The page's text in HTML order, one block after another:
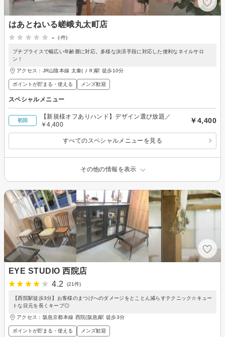
はあとねいる嵯峨丸太町店
-
(-件)
プチプライスで幅広い年齢層に対応。多様な決済手段に対応した便利なネイルサロ
ン！
アクセス：JR山陰本線 太秦(ＪＲ)駅 徒歩10分
ポイントが貯まる・使える メンズ歓迎
スペシャルメニュー
初回
【新規様オフありハンド】デザイン選び放題／
￥4,400
￥4,400
すべてのスペシャルメニューを見る
その他の情報を表示
EYE STUDIO 西院店
4.2
(21件)
【西院駅徒歩3分】お客様のまつげへのダメージをとことん減らすテクニック☆キュー
トな目元を長くキープ◎
アクセス：阪急京都本線 西院(阪急)駅 徒歩3分
ポイントが貯まる・使える メンズ歓迎